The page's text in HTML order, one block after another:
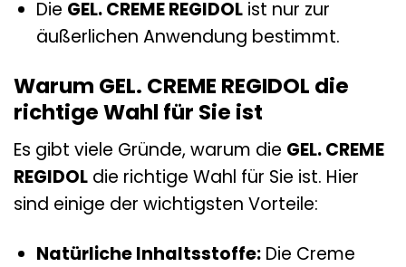
Die GEL. CREME REGIDOList nur zur
äußerlichen Anwendung bestimmt.
Warum GEL. CREME REGIDOL die
richtige Wahl für Sie ist
Es gibt viele Gründe, warum die GEL. CREME
REGIDOL die richtige Wahl für Sie ist. Hier
sind einige der wichtigsten Vorteile:
Natürliche Inhaltsstoffe:Die Creme